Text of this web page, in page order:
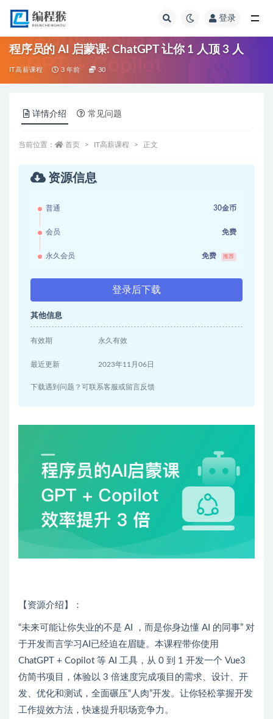
登录
程序员的 AI 启蒙课: ChatGPT 让你 1 人顶 3 人
IT高薪课程 3 年前 30
详情介绍 常见问题
当前位置： 首页 IT高薪课程 正文
资源信息
普通 30金币
会员 免费
永久会员 免费 推荐
登录后下载
其他信息
有效期 永久有效
最近更新 2023年11月06日
下载遇到问题？可联系客服或留言反馈
【资源介绍】：
“未来可能让你失业的不是 AI ，而是你身边懂 AI 的同事” 对
于开发而言学习AI已经迫在眉睫。本课程带你使用
ChatGPT + Copilot 等 AI 工具，从 0 到 1 开发一个 Vue3
仿简书项目，体验以 3 倍速度完成项目的需求、设计、开
发、优化和测试，全面碾压“人肉”开发。让你轻松掌握开发
工作提效方法，快速提升职场竞争力。